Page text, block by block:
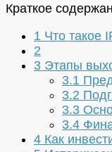
Краткое
1 Что такое
2
3 Этапы
3.1
3.2
3.3
3.4
4 Как